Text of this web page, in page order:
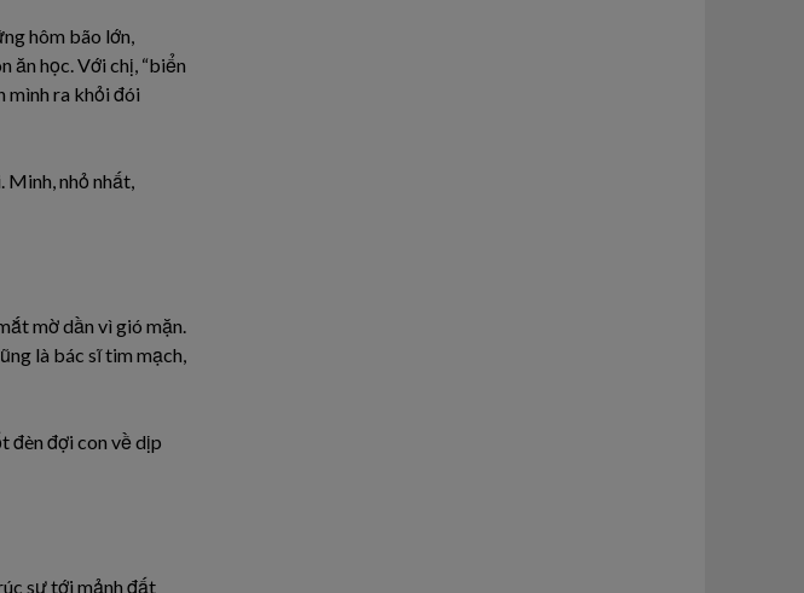
hôm bão lớn,
ăn học. Với chị, “biển
mình ra khỏi đói
Minh, nhỏ nhất,
mờ dần vì gió mặn.
là bác sĩ tim mạch,
đèn đợi con về dịp
sư tới mảnh đất